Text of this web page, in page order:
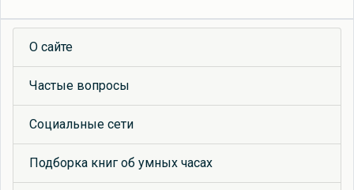
О сайте
Частые вопросы
Социальные сети
Подборка книг об умных часах